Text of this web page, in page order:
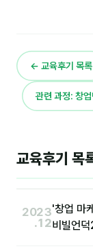
고객사 레퍼런스
온라인강의 수강
AI툴
전체 도구
미팅·보고
← 교육후기 목록
관련 과정: 창
교육후기 목
2023
.12
'창업 마
비빌언덕